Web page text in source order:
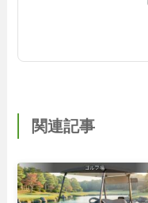
関連記事